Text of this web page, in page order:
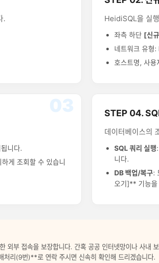
. HeidiSQL을 실
좌측 하단 [신
네트워크 유형:
호스트명, 사
03
니다.
게 조회할 수 있습니
STEP 04.
데이터베이스의
SQL 쿼리 실행
니다.
DB 백업/복구:
오기]** 기능을
외부 접속을 보장합니다. 간혹 공공 인터넷망이나 사내
리(9번)**로 연락 주시면 신속히 확인해 드리겠습니다.